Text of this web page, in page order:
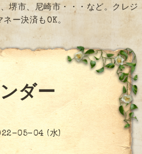
堺市、尼崎市・・・など。クレジ
ー決済もOK。
ダー
05-04 (水)